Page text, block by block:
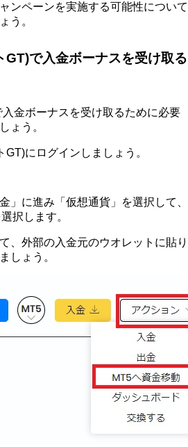
ンペーンを実施する可能性について
う。
で入金ボーナスを受け取る
金ボーナスを受け取るために必要
ょう。
にログインしましょう。
」に進み「仮想通貨」を選択して、
択します。
、外部の入金元のウオレットに貼り
しょう。